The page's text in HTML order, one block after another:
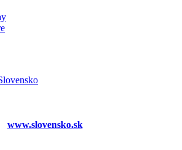
www.slovensko.sk